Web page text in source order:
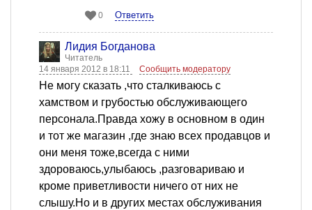
0 Ответить
Лидия Богданова
Читатель
14 января 2012 в 18:11
Сообщить модератору
Не могу сказать ,что сталкиваюсь с
хамством и грубостью обслуживающего
персонала.Правда хожу в основном в один
и тот же магазин ,где знаю всех продавцов и
они меня тоже,всегда с ними
здороваюсь,улыбаюсь ,разговариваю и
кроме приветливости ничего от них не
слышу.Но и в других местах обслуживания